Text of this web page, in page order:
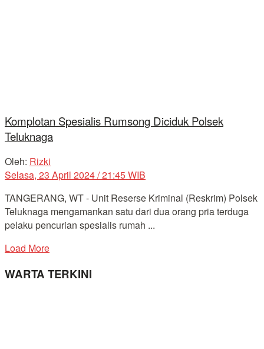
Komplotan Spesialis Rumsong Diciduk Polsek
Teluknaga
Oleh: Rizki
Selasa, 23 April 2024 / 21:45 WIB
TANGERANG, WT - Unit Reserse Kriminal (Reskrim) Polsek
Teluknaga mengamankan satu dari dua orang pria terduga
pelaku pencurian spesialis rumah ...
Load More
WARTA TERKINI